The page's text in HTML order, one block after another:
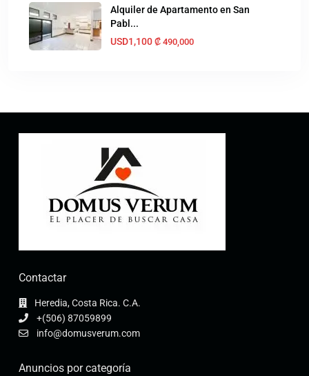
Alquiler de Apartamento en San
Pabl...
USD1,100 ₡‎ 490,000
Contactar
Heredia, Costa Rica. C.A.
+(506) 87059899
info@domusverum.com
Anuncios por categoría